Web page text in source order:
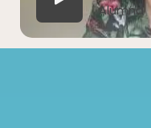
Alumna